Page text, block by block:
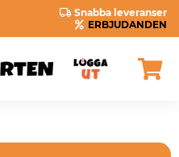
Snabba leveranser
ERBJUDANDEN